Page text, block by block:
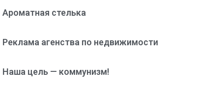
Ароматная стелька
Реклама агенства по недвижимости
Наша цель — коммунизм!